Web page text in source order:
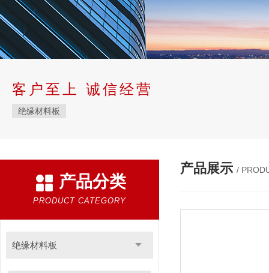
客户至上 诚信经营
绝缘材料板
产品分类
PRODUCT CATEGORY
绝缘材料板
产品展示 /